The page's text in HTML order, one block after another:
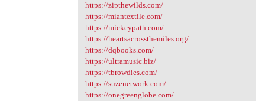
https://zipthewilds.com/
https://miantextile.com/
https://mickeypath.com/
https://heartsacrossthemiles.org/
https://dqbooks.com/
https://ultramusic.biz/
https://tbrowdies.com/
https://suzenetwork.com/
https://onegreenglobe.com/